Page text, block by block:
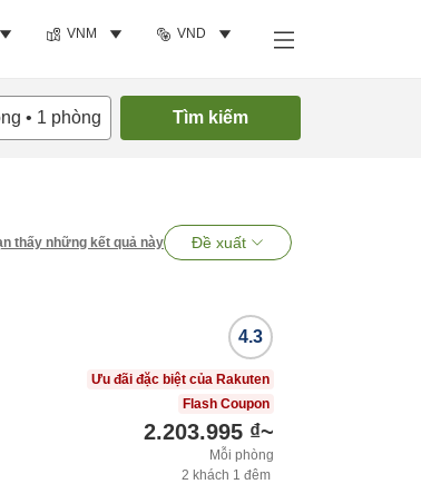
VNM VND
• 1 phòng Tìm kiếm
thấy những kết quả này Đề xuất
4.3
Ưu đãi đặc biệt của Rakuten
Flash Coupon
2.203.995 ₫~
Mỗi phòng
2 khách 1 đêm